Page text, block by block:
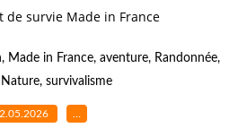
de survie Made in France
, Made in France, aventure, Randonnée,
Nature, survivalisme
…